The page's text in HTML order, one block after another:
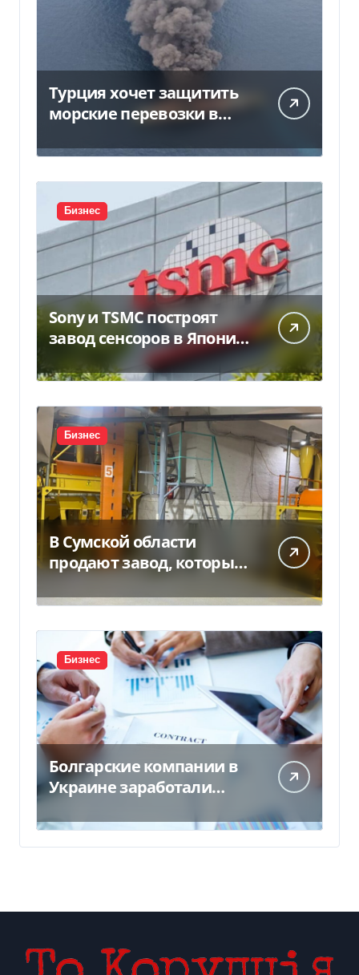
Турция хочет защитить
морские перевозки в
предложение отправили
в Россию
Бизнес
Sony и TSMC построят
завод сенсоров в Японии
за $6,4 млрд
Бизнес
В Сумской области
продают завод, который
продает 90% товаров за
границу
Бизнес
Болгарские компании в
Украине заработали
кто в лидерах